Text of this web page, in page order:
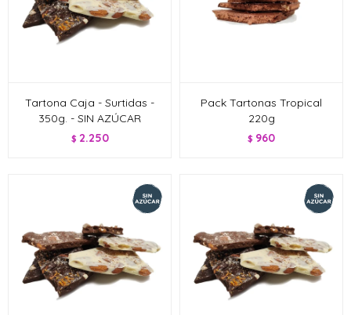
Tartona Caja - Surtidas -
350g. - SIN AZÚCAR
$ 2.250
Pack Tartonas Tropical
220g
$ 960